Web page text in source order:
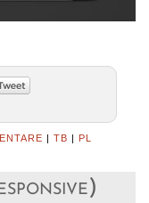
| TB | PL